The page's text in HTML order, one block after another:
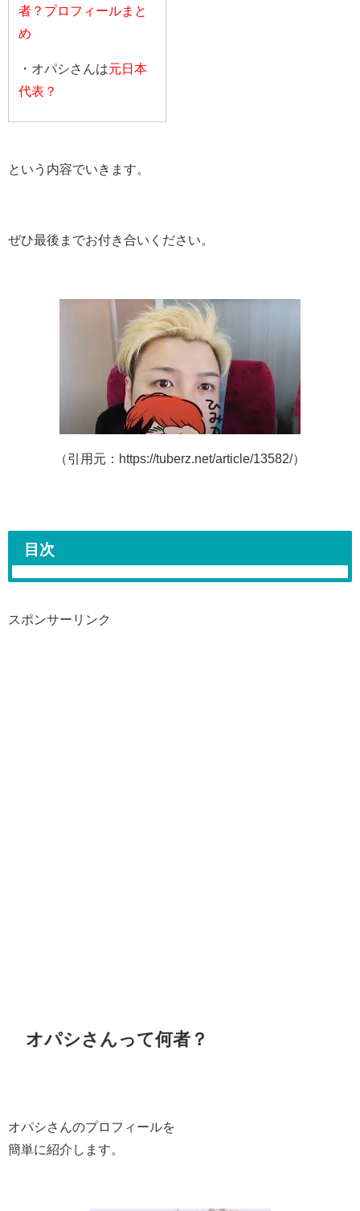
者？プロフィールまと
め
・オパシさんは元日本
代表？
という内容でいきます。
ぜひ最後までお付き合いください。
（引用元：https://tuberz.net/article/13582/）
目次
スポンサーリンク
オパシさんって何者？
オパシさんのプロフィールを
簡単に紹介します。